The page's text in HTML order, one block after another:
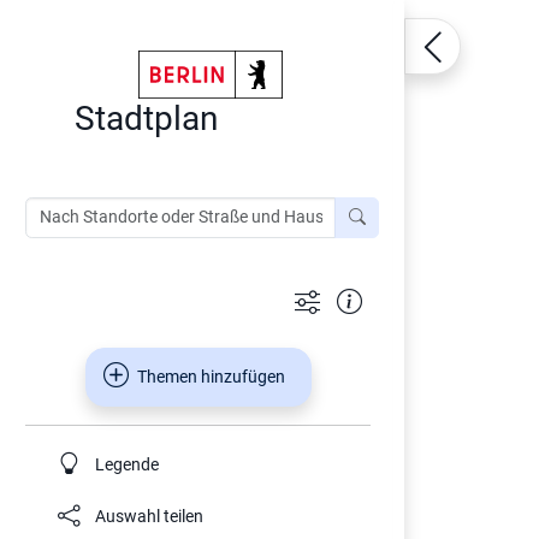
Stadtplan
Themen hinzufügen
Legende
Auswahl teilen